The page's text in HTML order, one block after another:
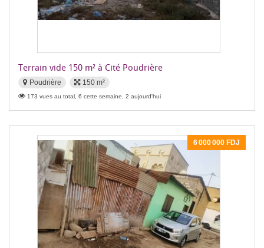
Terrain vide 150 m² à Cité Poudrière
Poudrière 150 m²
173 vues au total, 6 cette semaine, 2 aujourd'hui
6 000 000 FDJ